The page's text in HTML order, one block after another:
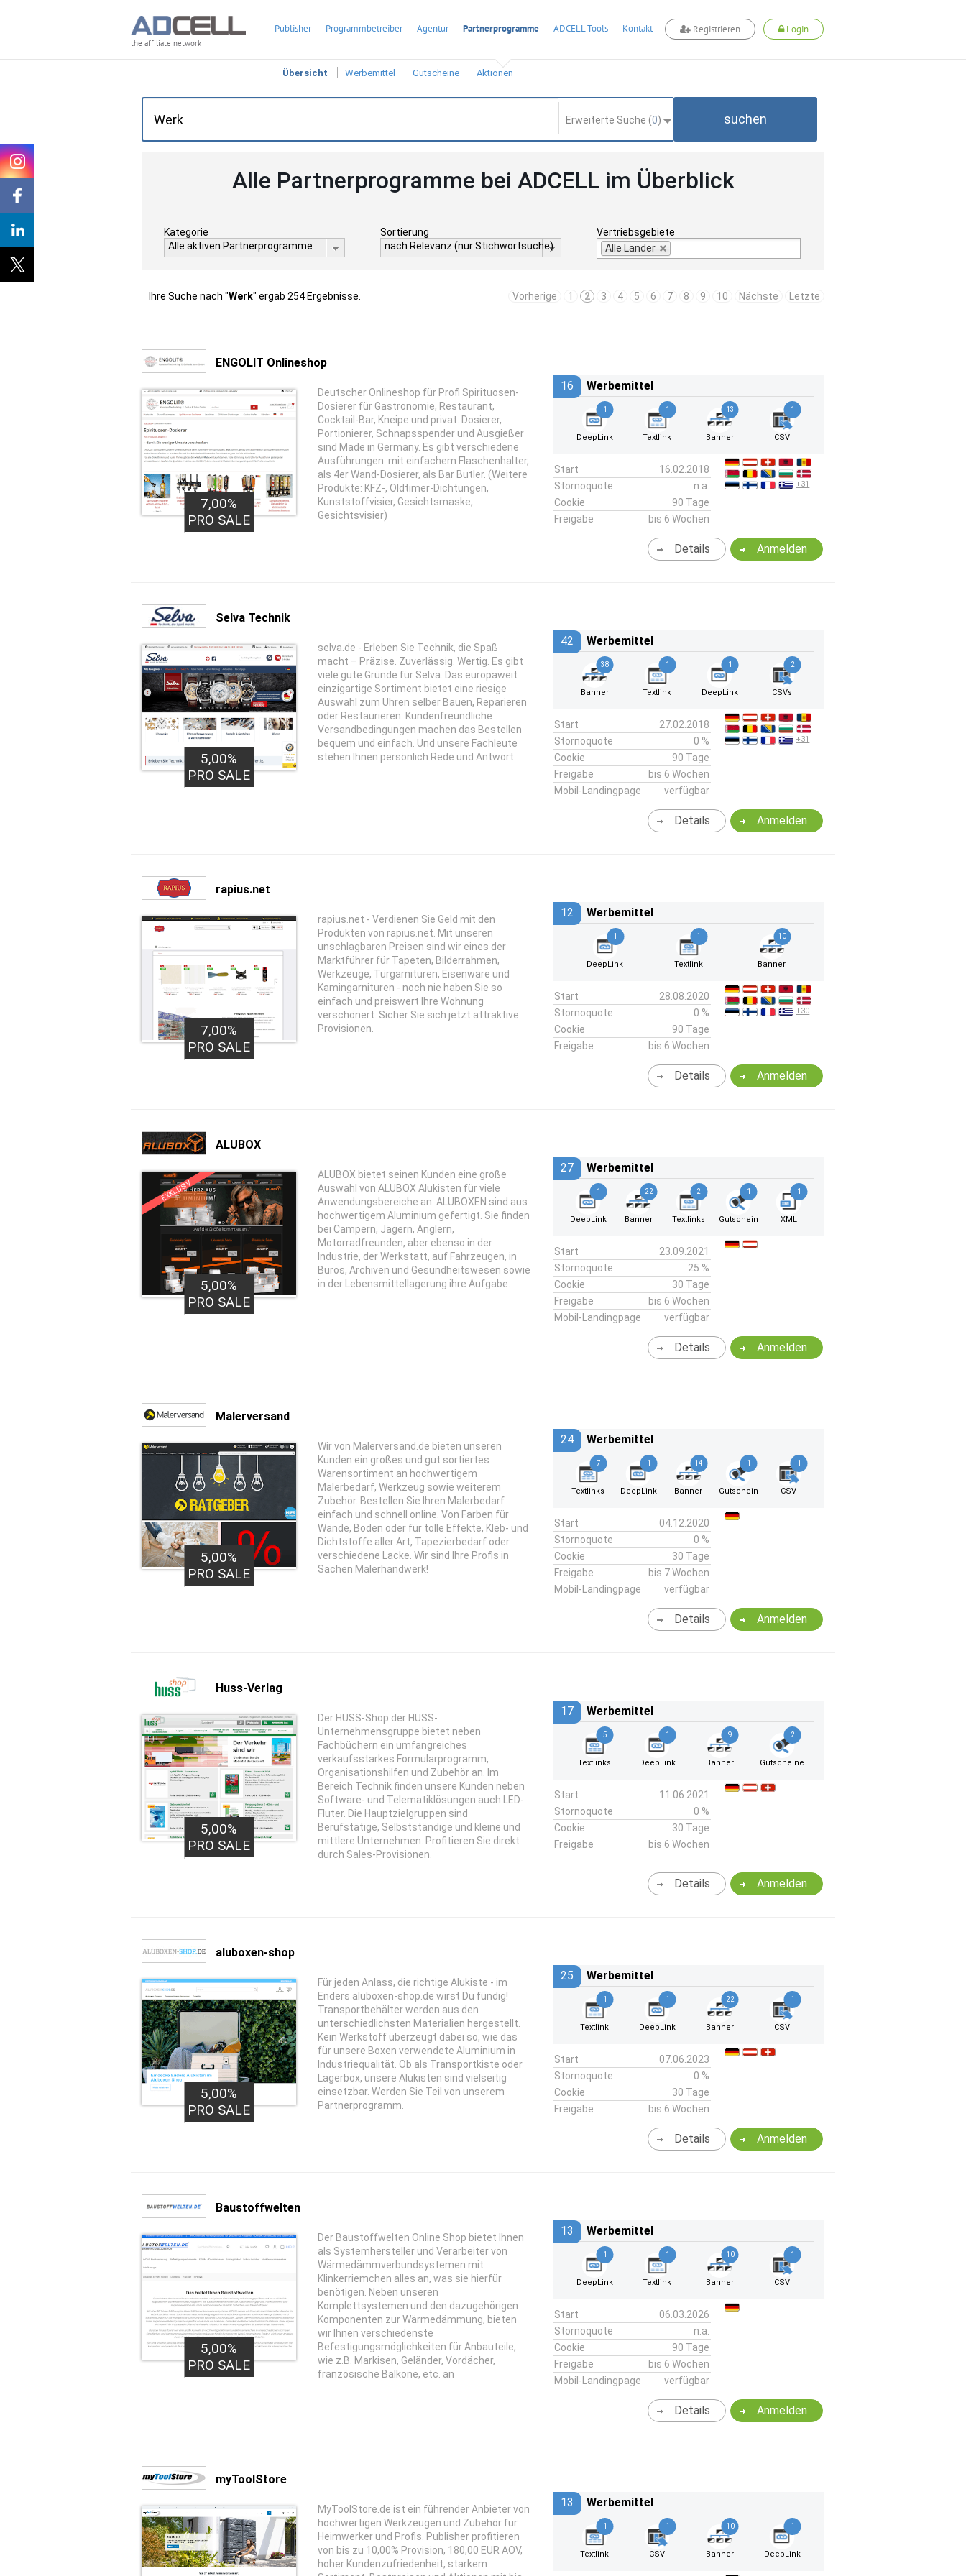
the affiliate network
Publisher Programmbetreiber Agentur Partnerprogramme ADCELL-Tools Kontakt Registrieren Login
Übersicht Werbemittel Gutscheine Aktionen
Erweiterte Suche (0) suchen
Alle Partnerprogramme bei ADCELL im Überblick
Kategorie
Alle aktiven Partnerprogramme
Sortierung
nach Relevanz (nur Stichwortsuche)
Vertriebsgebiete
Alle Länder
Ihre Suche nach "Werk" ergab 254 Ergebnisse. Vorherige 1 2 3 4 5 6 7 8 9 10 Nächste Letzte
ENGOLIT Onlineshop
7,00%
PRO SALE
Deutscher Onlineshop für Profi Spirituosen-
Dosierer für Gastronomie, Restaurant,
Cocktail-Bar, Kneipe und privat. Dosierer,
Portionierer, Schnapsspender und Ausgießer
sind Made in Germany. Es gibt verschiedene
Ausführungen: mit einfachem Flaschenhalter,
als 4er Wand-Dosierer, als Bar Butler. (Weitere
Produkte: KFZ-, Oldtimer-Dichtungen,
Kunststoffvisier, Gesichtsmaske,
Gesichtsvisier)
16 Werbemittel
1
DeepLink
1
Textlink
13
Banner
1
CSV
Start
16.02.2018
Stornoquote
n.a.
Cookie
90 Tage
Freigabe
bis 6 Wochen
+31
Anmelden
Details
Selva Technik
5,00%
PRO SALE
selva.de - Erleben Sie Technik, die Spaß
macht – Präzise. Zuverlässig. Wertig. Es gibt
viele gute Gründe für Selva. Das europaweit
einzigartige Sortiment bietet eine riesige
Auswahl zum Uhren selber Bauen, Reparieren
oder Restaurieren. Kundenfreundliche
Versandbedingungen machen das Bestellen
bequem und einfach. Und unsere Fachleute
stehen Ihnen persönlich Rede und Antwort.
42 Werbemittel
38
Banner
1
Textlink
1
DeepLink
2
CSVs
Start
27.02.2018
Stornoquote
0 %
Cookie
90 Tage
Freigabe
bis 6 Wochen
Mobil-Landingpage
verfügbar
+31
Anmelden
Details
rapius.net
7,00%
PRO SALE
rapius.net - Verdienen Sie Geld mit den
Produkten von rapius.net. Mit unseren
unschlagbaren Preisen sind wir eines der
Marktführer für Tapeten, Bilderrahmen,
Werkzeuge, Türgarnituren, Eisenware und
Kamingarnituren - noch nie haben Sie so
einfach und preiswert Ihre Wohnung
verschönert. Sicher Sie sich jetzt attraktive
Provisionen.
12 Werbemittel
1
DeepLink
1
Textlink
10
Banner
Start
28.08.2020
Stornoquote
0 %
Cookie
90 Tage
Freigabe
bis 6 Wochen
+30
Anmelden
Details
ALUBOX
EXKLUSIV
5,00%
PRO SALE
ALUBOX bietet seinen Kunden eine große
Auswahl von ALUBOX Alukisten für viele
Anwendungsbereiche an. ALUBOXEN sind aus
hochwertigem Aluminium gefertigt. Sie finden
bei Campern, Jägern, Anglern,
Motorradfreunden, aber ebenso in der
Industrie, der Werkstatt, auf Fahrzeugen, in
Büros, Archiven und Gesundheitswesen sowie
in der Lebensmittellagerung ihre Aufgabe.
27 Werbemittel
1
DeepLink
22
Banner
2
Textlinks
1
Gutschein
1
XML
Start
23.09.2021
Stornoquote
25 %
Cookie
30 Tage
Freigabe
bis 6 Wochen
Mobil-Landingpage
verfügbar
Anmelden
Details
Malerversand
5,00%
PRO SALE
Wir von Malerversand.de bieten unseren
Kunden ein großes und gut sortiertes
Warensortiment an hochwertigem
Malerbedarf, Werkzeug sowie weiterem
Zubehör. Bestellen Sie Ihren Malerbedarf
einfach und schnell online. Von Farben für
Wände, Böden oder für tolle Effekte, Kleb- und
Dichtstoffe aller Art, Tapezierbedarf oder
verschiedene Lacke. Wir sind Ihre Profis in
Sachen Malerhandwerk!
24 Werbemittel
7
Textlinks
1
DeepLink
14
Banner
1
Gutschein
1
CSV
Start
04.12.2020
Stornoquote
0 %
Cookie
30 Tage
Freigabe
bis 7 Wochen
Mobil-Landingpage
verfügbar
Anmelden
Details
Huss-Verlag
5,00%
PRO SALE
Der HUSS-Shop der HUSS-
Unternehmensgruppe bietet neben
Fachbüchern ein umfangreiches
verkaufsstarkes Formularprogramm,
Organisationshilfen und Zubehör an. Im
Bereich Technik finden unsere Kunden neben
Software- und Telematiklösungen auch LED-
Fluter. Die Hauptzielgruppen sind
Berufstätige, Selbstständige und kleine und
mittlere Unternehmen. Profitieren Sie direkt
durch Sales-Provisionen.
17 Werbemittel
5
Textlinks
1
DeepLink
9
Banner
2
Gutscheine
Start
11.06.2021
Stornoquote
0 %
Cookie
30 Tage
Freigabe
bis 6 Wochen
Anmelden
Details
aluboxen-shop
5,00%
PRO SALE
Für jeden Anlass, die richtige Alukiste - im
Enders aluboxen-shop.de wirst Du fündig!
Transportbehälter werden aus den
unterschiedlichsten Materialien hergestellt.
Kein Werkstoff überzeugt dabei so, wie das
für unsere Boxen verwendete Aluminium in
Industriequalität. Ob als Transportkiste oder
Lagerbox, unsere Alukisten sind vielseitig
einsetzbar. Werden Sie Teil von unserem
Partnerprogramm.
25 Werbemittel
1
Textlink
1
DeepLink
22
Banner
1
CSV
Start
07.06.2023
Stornoquote
0 %
Cookie
30 Tage
Freigabe
bis 6 Wochen
Anmelden
Details
Baustoffwelten
5,00%
PRO SALE
Der Baustoffwelten Online Shop bietet Ihnen
als Systemhersteller und Verarbeiter von
Wärmedämmverbundsystemen mit
Klinkerriemchen alles an, was sie hierfür
benötigen. Neben unseren
Komplettsystemen und den dazugehörigen
Komponenten zur Wärmedämmung, bieten
wir Ihnen verschiedenste
Befestigungsmöglichkeiten für Anbauteile,
wie z.B. Markisen, Geländer, Vordächer,
französische Balkone, etc. an
13 Werbemittel
1
DeepLink
1
Textlink
10
Banner
1
CSV
Start
06.03.2026
Stornoquote
n.a.
Cookie
90 Tage
Freigabe
bis 6 Wochen
Mobil-Landingpage
verfügbar
Anmelden
Details
myToolStore
MyToolStore.de ist ein führender Anbieter von
hochwertigen Werkzeugen und Zubehör für
Heimwerker und Profis. Publisher profitieren
von bis zu 10,00% Provision, 180,00 EUR AOV,
hoher Kundenzufriedenheit, starkem
13 Werbemittel
1
Textlink
1
CSV
10
Banner
1
DeepLink